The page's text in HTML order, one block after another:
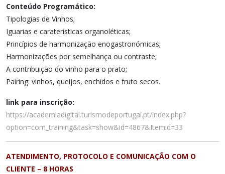
Conteúdo Programático:
Tipologias de Vinhos;
Iguarias e caraterísticas organoléticas;
Princípios de harmonização enogastronómicas;
Harmonizações por semelhança ou contraste;
A contribuição do vinho para o prato;
Pairing: vinhos, queijos, enchidos e fruto secos.
link para inscrição:
https://academiadigital.turismodeportugal.pt/index.php?
option=com_training&task=show&id=4867&Itemid=33
ATENDIMENTO, PROTOCOLO E COMUNICAÇÃO COM O
CLIENTE – 8 HORAS